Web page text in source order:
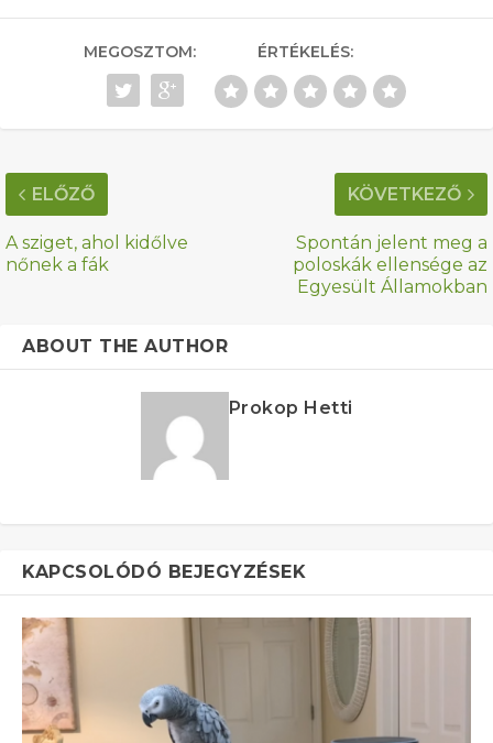
MEGOSZTOM: ÉRTÉKELÉS:
ELŐZŐ
A sziget, ahol kidőlve
nőnek a fák
KÖVETKEZŐ
Spontán jelent meg a
poloskák ellensége az
Egyesült Államokban
ABOUT THE AUTHOR
Prokop Hetti
KAPCSOLÓDÓ BEJEGYZÉSEK